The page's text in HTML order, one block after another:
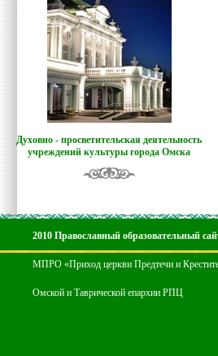
Духовно - просветительская деятельность
учреждений культуры города Омска
2010 Православный образовательный
МПРО «Приход церкви Предтечи и
Омской и Таврической епархии РПЦ